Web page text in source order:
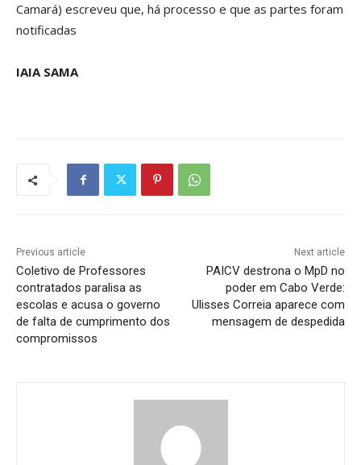
Camará) escreveu que, há processo e que as partes foram
notificadas
IAIA SAMA
Previous article
Coletivo de Professores
contratados paralisa as
escolas e acusa o governo
de falta de cumprimento dos
compromissos
Next article
PAICV destrona o MpD no
poder em Cabo Verde:
Ulisses Correia aparece com
mensagem de despedida